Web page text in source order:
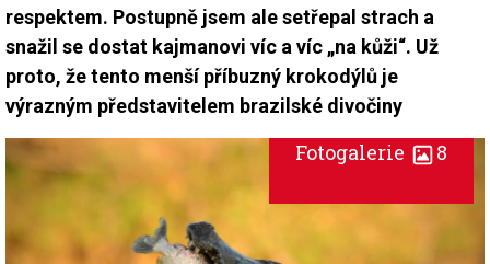
respektem. Postupně jsem ale setřepal strach a
snažil se dostat kajmanovi víc a víc „na kůži“. Už
proto, že tento menší příbuzný krokodýlů je
výrazným představitelem brazilské divočiny
Fotogalerie 8